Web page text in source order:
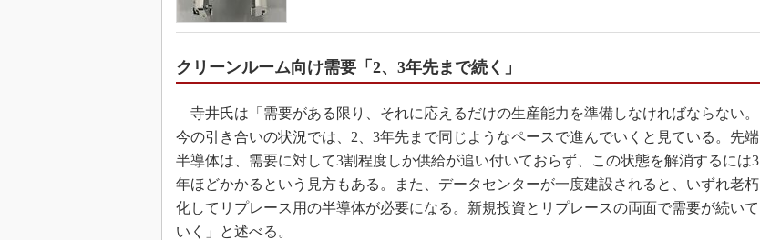
クリーンルーム向け需要「2、3年先まで続く」
寺井氏は「需要がある限り、それに応えるだけの生産能力を準備しなければならない。
今の引き合いの状況では、2、3年先まで同じようなペースで進んでいくと見ている。先端
半導体は、需要に対して3割程度しか供給が追い付いておらず、この状態を解消するには3
年ほどかかるという見方もある。また、データセンターが一度建設されると、いずれ老朽
化してリプレース用の半導体が必要になる。新規投資とリプレースの両面で需要が続いて
いく」と述べる。